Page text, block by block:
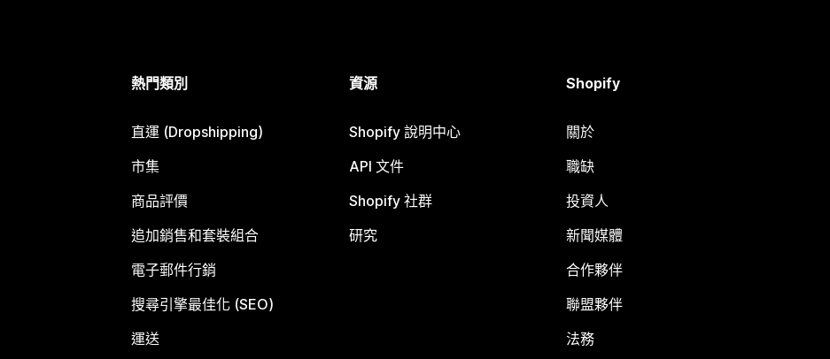
熱門類別
直運 (Dropshipping)
市集
商品評價
追加銷售和套裝組合
電子郵件行銷
搜尋引擎最佳化 (SEO)
運送
資源
Shopify 說明中心
API 文件
Shopify 社群
研究
Shopify
關於
職缺
投資人
新聞媒體
合作夥伴
聯盟夥伴
法務